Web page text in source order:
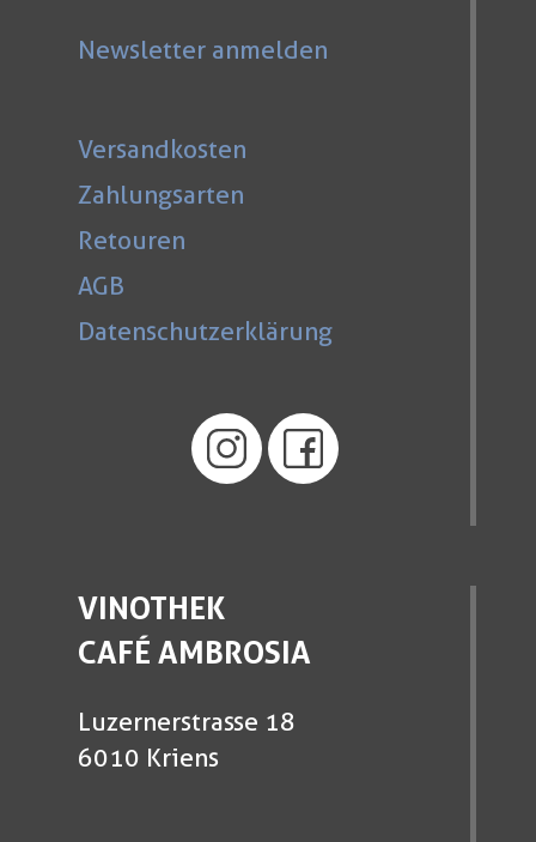
Newsletter anmelden
Versandkosten
Zahlungsarten
Retouren
AGB
Datenschutzerklärung
VINOTHEK
CAFÉ AMBROSIA
Luzernerstrasse 18
6010 Kriens